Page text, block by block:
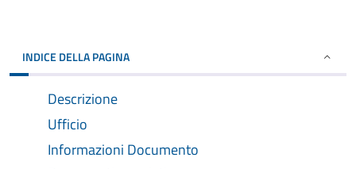
INDICE DELLA PAGINA
Descrizione
Ufficio
Informazioni Documento